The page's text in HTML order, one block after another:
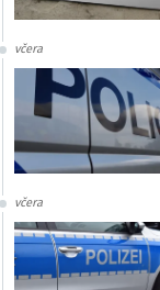
včera
včera